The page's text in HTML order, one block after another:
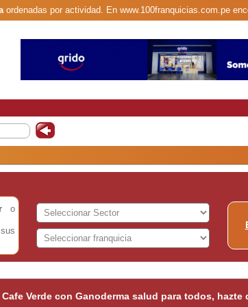
ordenadas por actividad. En www.100franquicias.com.pe
o
Cafe Verde con Ganoderma salud para todos,